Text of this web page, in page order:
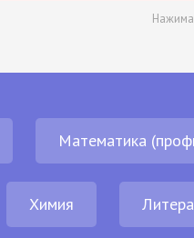
Математика
Химия